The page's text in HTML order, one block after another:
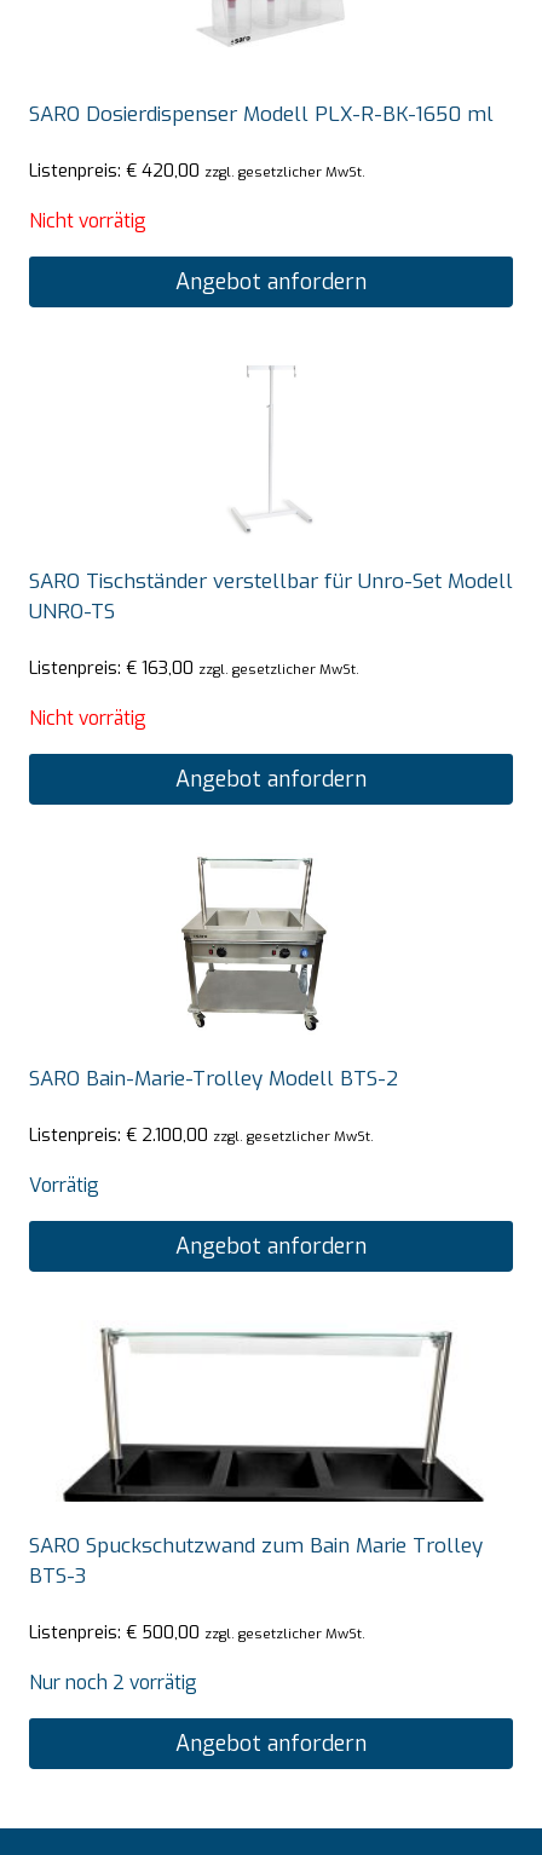
SARO Dosierdispenser Modell PLX-R-BK-1650 ml
Listenpreis: € 420,00 zzgl. gesetzlicher MwSt.
Nicht vorrätig
Angebot anfordern
SARO Tischständer verstellbar für Unro-Set Modell
UNRO-TS
Listenpreis: € 163,00 zzgl. gesetzlicher MwSt.
Nicht vorrätig
Angebot anfordern
SARO Bain-Marie-Trolley Modell BTS-2
Listenpreis: € 2.100,00 zzgl. gesetzlicher MwSt.
Vorrätig
Angebot anfordern
SARO Spuckschutzwand zum Bain Marie Trolley
BTS-3
Listenpreis: € 500,00 zzgl. gesetzlicher MwSt.
Nur noch 2 vorrätig
Angebot anfordern